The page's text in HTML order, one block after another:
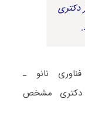
دکتری
ﻧﺎﻧﻮ ـ
دکتری مشخص